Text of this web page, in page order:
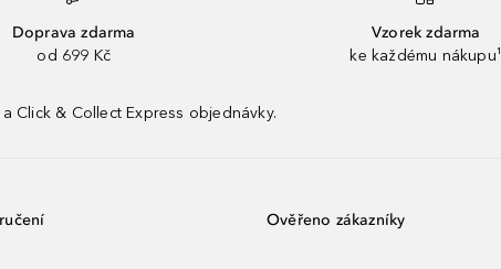
Doprava zdarma
od 699 Kč
Vzorek zdarma
ke každému nákupu¹
Click & Collect Express objednávky.
Ověřeno zákazníky